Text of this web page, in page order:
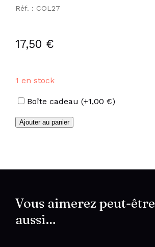
Réf. : COL27
17,50 €
1 en stock
Options
Boîte cadeau (+1,00 €)
quantité
acier
Ajouter au panier
Vous aimerez peut-être
aussi…